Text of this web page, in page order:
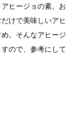
ヒージョの素。お
けで美味しいアヒ
。そんなアヒージ
ので、参考にして